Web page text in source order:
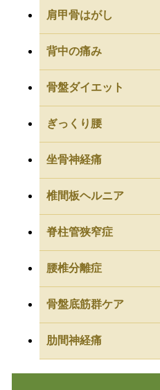
肩甲骨はがし
背中の痛み
骨盤ダイエット
ぎっくり腰
坐骨神経痛
椎間板ヘルニア
脊柱管狭窄症
腰椎分離症
骨盤底筋群ケア
肋間神経痛